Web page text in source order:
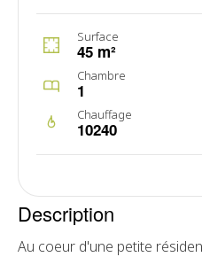
Surface
45 m²
Chambre
1
Chauffage
10240
Description
Au coeur d'une petite